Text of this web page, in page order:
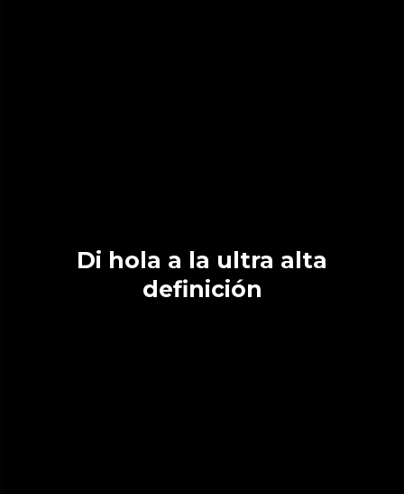
Di hola a la ultra alta
definición